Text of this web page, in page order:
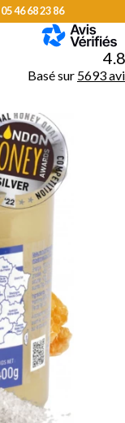
05 46 68 23 86
4.8
Basé sur 5693